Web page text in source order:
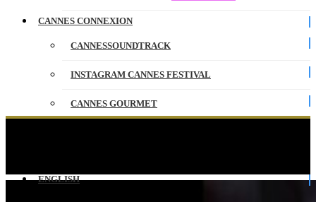
CANNES CONNEXION
CANNESSOUNDTRACK
INSTAGRAM CANNES FESTIVAL
CANNES GOURMET
ENGLISH